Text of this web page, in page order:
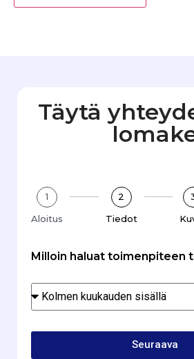
Täytä
1
Aloitus
2
Tiedot
Milloin haluat toimenpiteen
Seuraava